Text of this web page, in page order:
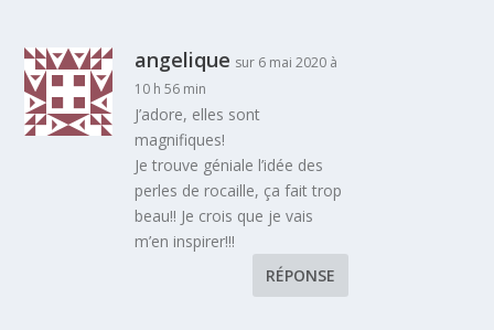
angelique sur 6 mai 2020 à
10 h 56 min
J’adore, elles sont
magnifiques!
Je trouve géniale l’idée des
perles de rocaille, ça fait trop
beau!! Je crois que je vais
m’en inspirer!!!
RÉPONSE